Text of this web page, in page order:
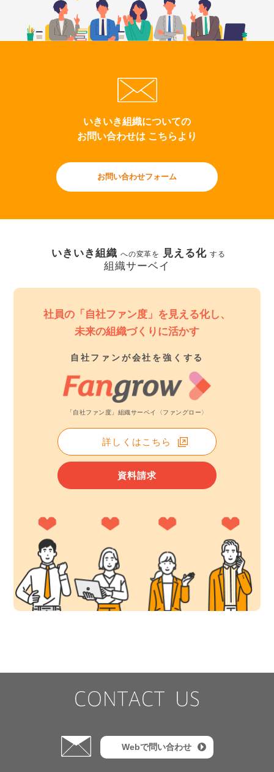
いきいき組織についての
お問い合わせは こちらより
お問い合わせフォーム
いきいき組織 への変革を 見える化 する
組織サーベイ
社員の「自社ファン度」を見える化し、
未来の組織づくりに活かす
自社ファンが会社を強くする
「自社ファン度」組織サーベイ〈ファングロー〉
詳しくはこちら
資料請求
Webで問い合わせ